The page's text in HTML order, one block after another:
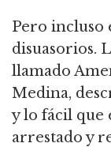
Pero incluso
disuasorios.
llamado
Medina,
y lo fácil que
arrestado y